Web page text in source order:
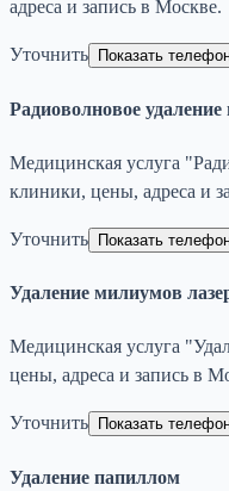
адреса и запись в Москве.
Уточнить Показать
Радиоволновое
Медицинская услуга
клиники, цены, адреса и
Уточнить Показать
Удаление милиумов
Медицинская услуга
цены, адреса и запись в
Уточнить Показать
Удаление папиллом